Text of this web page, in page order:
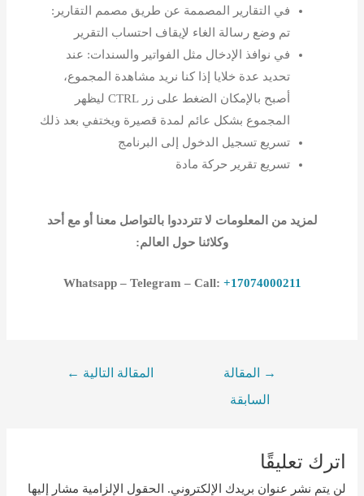
في التقارير المصممة عن طريق مصمم التقارير:
تم وضع رسالة الغاء لإيقاف احتساب التقرير
في نوافذ الإدخال مثل الفواتير والسندات: عند
تحديد عدة خلايا إذا كنا نريد مشاهدة المجموع،
أصبح بالإمكان الضغط على زر CTRL ليظهر
المجموع بشكل عائم لمدة قصيرة ويختفي بعد ذلك
تسريع تسجيل الدخول إلى البرنامج
تسريع تقرير حركة مادة
لمزيد من المعلومات لا تترددوا بالتواصل معنا أو مع أحد
وكلائنا حول العالم:
Whatsapp – Telegram – Call:+17074000211
المقالة
السابقة
المقالة التالية←
تعليقًا
يتم نشر عنوان بريدك الإلكتروني. الحقول الإلزامية مشار إليها